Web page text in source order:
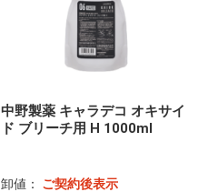
中野製薬 キャラデコ オキサイ
ド ブリーチ用 H 1000ml
卸値： ご契約後表示